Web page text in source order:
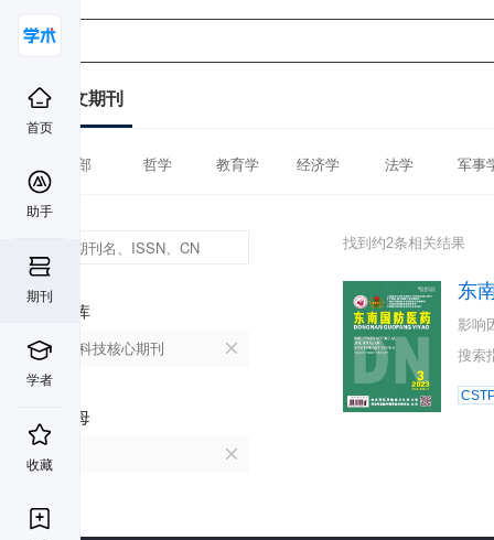
首页
助手
期刊
学者
收藏
中文期刊
全部 哲学 教育学 经济学 法学 军事
数据库
中国科技核心期刊
首字母
找到约2条相关结果
东
影响
搜索